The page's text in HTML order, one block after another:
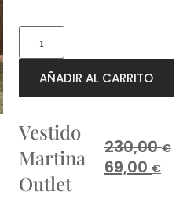
AÑADIR AL CARRITO
Vestido
Martina
Outlet
230,00€
69,00 €